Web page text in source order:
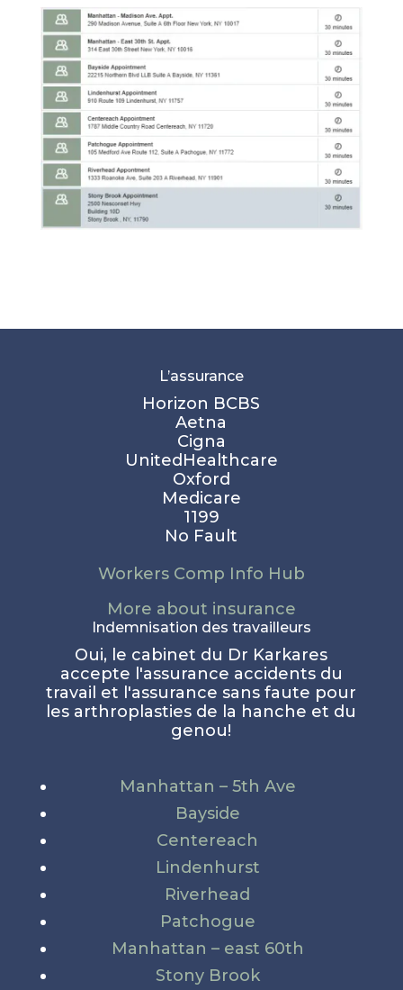
L’assurance
Horizon BCBS
Aetna
Cigna
UnitedHealthcare
Oxford
Medicare
1199
No Fault
Workers Comp Info Hub
More about insurance
Indemnisation des travailleurs
Oui, le cabinet du Dr Karkares
accepte l'assurance accidents du
travail et l'assurance sans faute pour
les arthroplasties de la hanche et du
genou!
Manhattan – 5th Ave
Bayside
Centereach
Lindenhurst
Riverhead
Patchogue
Manhattan – east 60th
Stony Brook